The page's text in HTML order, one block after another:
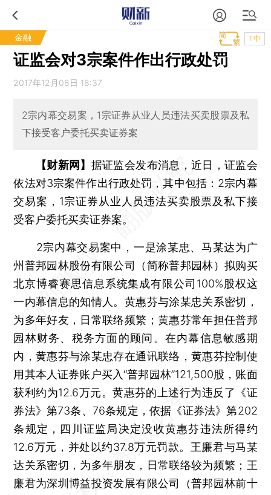
金融 T中
证监会对3宗案件作出行政处罚
2017年12月08日 18:37
2宗内幕交易案，1宗证券从业人员违法买卖股票及私
下接受客户委托买卖证券案
【财新网】 据证监会发布消息，近日，证监会
依法对3宗案件作出行政处罚，其中包括：2宗内幕
交易案，1宗证券从业人员违法买卖股票及私下接
受客户委托买卖证券案。
2宗内幕交易案中，一是涂某忠、马某达为广
州普邦园林股份有限公司（简称普邦园林）拟购买
北京博睿赛思信息系统集成有限公司100%股权这
一内幕信息的知情人。黄惠芬与涂某忠关系密切，
为多年好友，日常联络频繁；黄惠芬常年担任普邦
园林财务、税务方面的顾问。在内幕信息敏感期
内，黄惠芬与涂某忠存在通讯联络，黄惠芬控制使
用其本人证券账户买入“普邦园林”121,500股，账面
获利约为12.6万元。黄惠芬的上述行为违反了《证
券法》第73条、76条规定，依据《证券法》第202
条规定，四川证监局决定没收黄惠芬违法所得约
12.6万元，并处以约37.8万元罚款。王廉君与马某
达关系密切，为多年朋友，日常联络较为频繁；王
廉君为深圳博益投资发展有限公司（普邦园林前十